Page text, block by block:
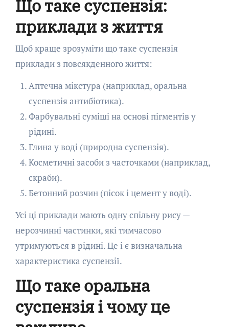
Що таке суспензія:
приклади з життя
Щоб краще зрозуміти що таке суспензія
приклади з повсякденного життя:
Аптечна мікстура (наприклад, оральна
суспензія антибіотика).
Фарбувальні суміші на основі пігментів у
рідині.
Глина у воді (природна суспензія).
Косметичні засоби з часточками (наприклад,
скраби).
Бетонний розчин (пісок і цемент у воді).
Усі ці приклади мають одну спільну рису —
нерозчинні частинки, які тимчасово
утримуються в рідині. Це і є визначальна
характеристика суспензії.
Що таке оральна
суспензія і чому це